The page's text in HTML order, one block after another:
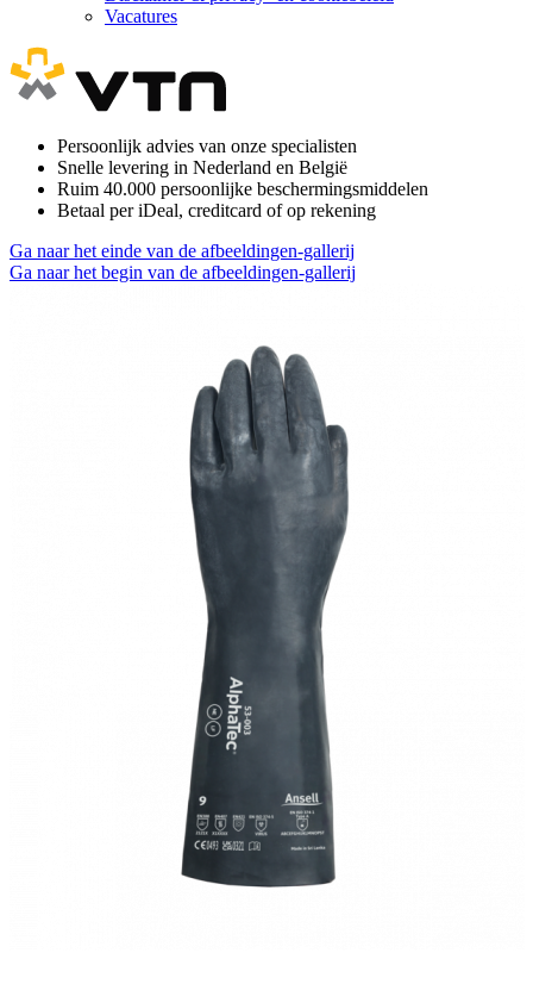
Vacatures
Persoonlijk advies van onze specialisten
Snelle levering in Nederland en België
Ruim 40.000 persoonlijke beschermingsmiddelen
Betaal per iDeal, creditcard of op rekening
Ga naar het einde van de afbeeldingen-gallerij
Ga naar het begin van de afbeeldingen-gallerij